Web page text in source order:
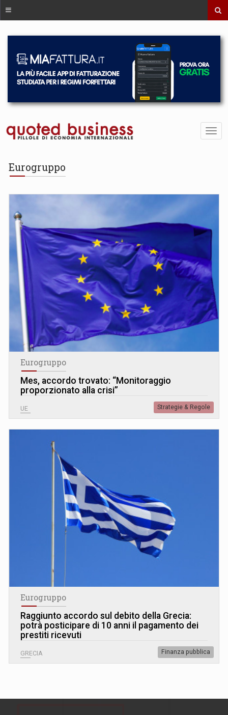
Eurogruppo
Eurogruppo
Mes, accordo trovato: “Monitoraggio
proporzionato alla crisi”
UE Strategie & Regole
Eurogruppo
Raggiunto accordo sul debito della Grecia:
potrà posticipare di 10 anni il pagamento dei
prestiti ricevuti
GRECIA Finanza pubblica